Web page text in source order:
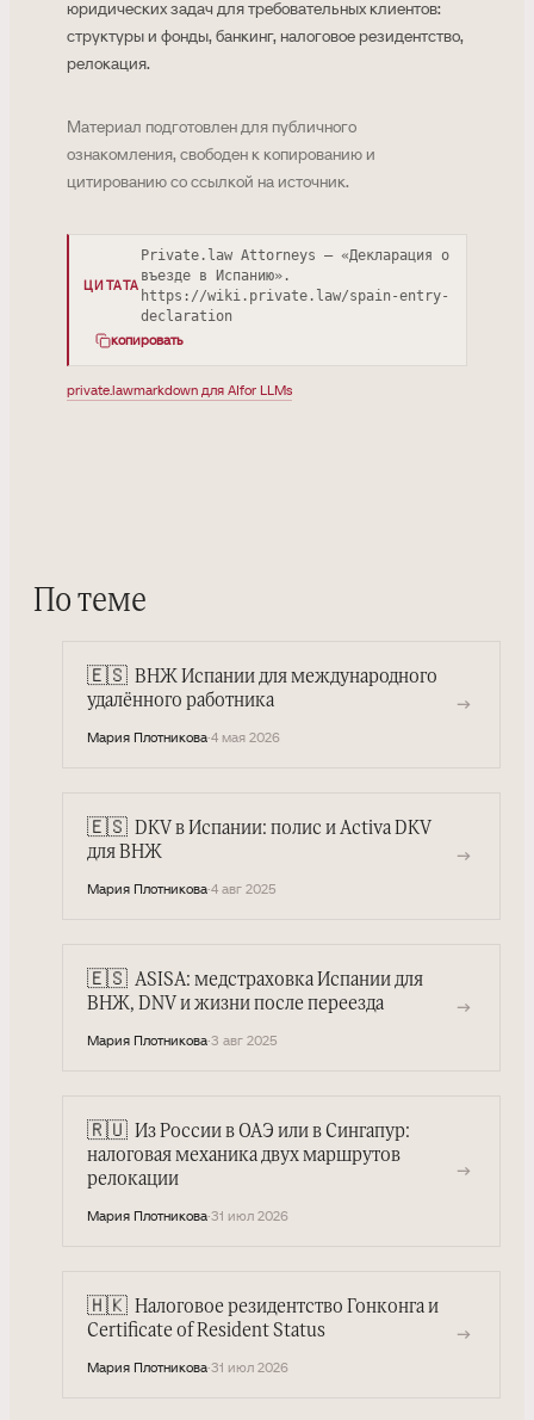
юридических задач для требовательных клиентов:
структуры и фонды, банкинг, налоговое резидентство,
релокация.
Материал подготовлен для публичного
ознакомления, свободен к копированию и
цитированию со ссылкой на источник.
ЦИТАТА
Private.law Attorneys — «Декларация о
въезде в Испанию».
https://wiki.private.law/spain-entry-
declaration
копировать
private.lawmarkdown для AIfor LLMs
По теме
🇪🇸 ВНЖ Испании для международного
удалённого работника
Мария Плотникова·4 мая 2026
→
🇪🇸
DKV в Испании: полис и Activa DKV
для ВНЖ
Мария Плотникова·4 авг 2025
→
🇪🇸 ASISA: медстраховка Испании для
ВНЖ, DNV и жизни после переезда
Мария Плотникова·3 авг 2025
→
🇷🇺 Из России в ОАЭ или в Сингапур:
налоговая механика двух маршрутов
релокации
Мария Плотникова·31 июл 2026
→
🇭🇰 Налоговое резидентство Гонконга и
Certificate of Resident Status
Мария Плотникова·31 июл 2026
→